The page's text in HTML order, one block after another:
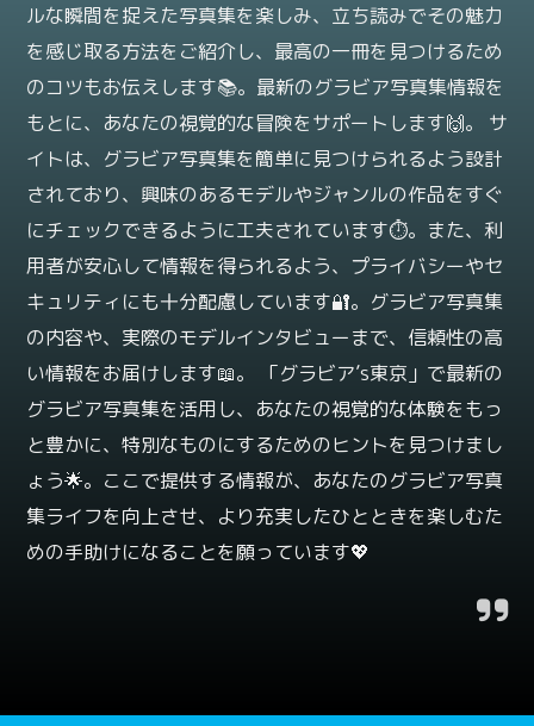
ルな瞬間を捉えた写真集を楽しみ、立ち読みでその魅力
を感じ取る方法をご紹介し、最高の一冊を見つけるため
のコツもお伝えします📚。最新のグラビア写真集情報を
もとに、あなたの視覚的な冒険をサポートします🙌。 サ
イトは、グラビア写真集を簡単に見つけられるよう設計
されており、興味のあるモデルやジャンルの作品をすぐ
にチェックできるように工夫されています⏱️。また、利
用者が安心して情報を得られるよう、プライバシーやセ
キュリティにも十分配慮しています🔐。グラビア写真集
の内容や、実際のモデルインタビューまで、信頼性の高
い情報をお届けします📖。 「グラビア’s東京」で最新の
グラビア写真集を活用し、あなたの視覚的な体験をもっ
と豊かに、特別なものにするためのヒントを見つけまし
ょう🌟。ここで提供する情報が、あなたのグラビア写真
集ライフを向上させ、より充実したひとときを楽しむた
めの手助けになることを願っています💖